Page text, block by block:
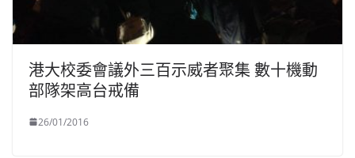
港大校委會議外三百示威者聚集 數十機動
部隊架高台戒備
26/01/2016